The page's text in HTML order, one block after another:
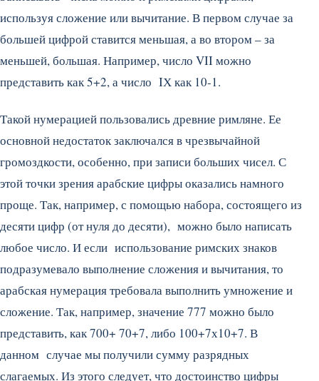
используя сложение или вычитание. В первом случае за
большей цифрой ставится меньшая, а во втором – за
меньшей, большая. Например, число VII можно
представить как 5+2, а число IХ как 10-1.
Такой нумерацией пользовались древние римляне. Ее
основной недостаток заключался в чрезвычайной
громоздкости, особенно, при записи больших чисел. С
этой точки зрения арабские цифры оказались намного
проще. Так, например, с помощью набора, состоящего из
десяти цифр (от нуля до десяти), можно было написать
любое число. И если использование римских знаков
подразумевало выполнение сложения и вычитания, то
арабская нумерация требовала выполнить умножение и
сложение. Так, например, значение 777 можно было
представить, как 700+ 70+7, либо 100+7х10+7. В
данном случае мы получили сумму разрядных
слагаемых. Из этого следует, что достоинство цифры